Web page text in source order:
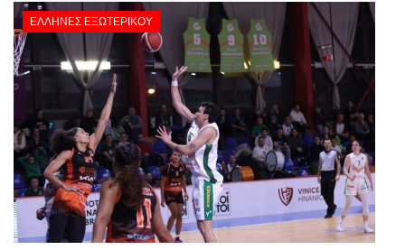
ΈΛΛΗΝΕΣ ΕΞΩΤΕΡΙΚΟΎ